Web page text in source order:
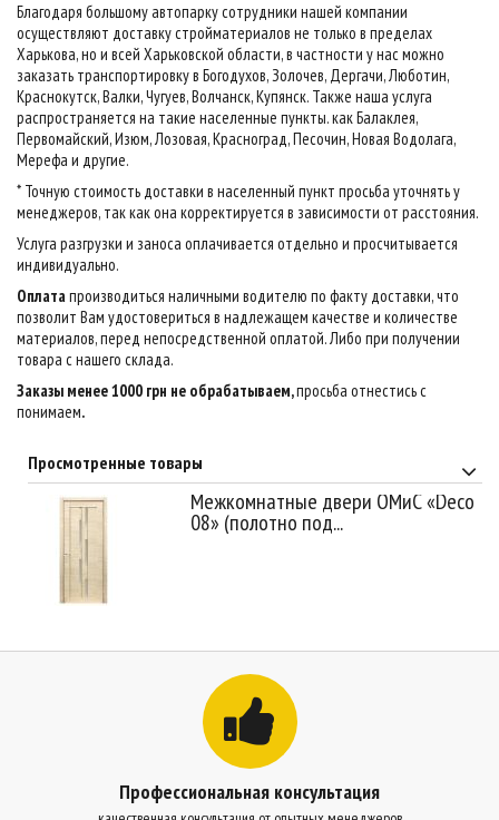
Благодаря большому автопарку сотрудники нашей компании
осуществляют доставку стройматериалов не только в пределах
Харькова, но и всей Харьковской области, в частности у нас можно
заказать транспортировку в Богодухов, Золочев, Дергачи, Люботин,
Краснокутск, Валки, Чугуев, Волчанск, Купянск. Также наша услуга
распространяется на такие населенные пункты. как Балаклея,
Первомайский, Изюм, Лозовая, Красноград, Песочин, Новая Водолага,
Мерефа и другие.
* Точную стоимость доставки в населенный пункт просьба уточнять у
менеджеров, так как она корректируется в зависимости от расстояния.
Услуга разгрузки и заноса оплачивается отдельно и просчитывается
индивидуально.
Оплатапроизводиться наличными водителю по факту доставки, что
позволит Вам удостовериться в надлежащем качестве и количестве
материалов, перед непосредственной оплатой. Либо при получении
товара с нашего склада.
Заказы менее 1000 грн не обрабатываем,просьба отнестись с
понимаем.
Просмотренные товары
Межкомнатные двери ОМиС «Deco
08» (полотно под...
Профессиональная консультация